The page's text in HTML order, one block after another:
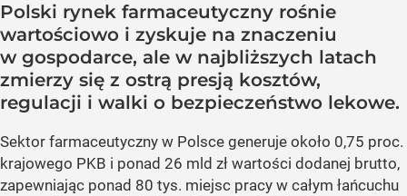
Polski rynek farmaceutyczny rośnie
wartościowo i zyskuje na znaczeniu
w gospodarce, ale w najbliższych latach
zmierzy się z ostrą presją kosztów,
regulacji i walki o bezpieczeństwo lekowe.
Sektor farmaceutyczny w Polsce generuje około 0,75 proc.
krajowego PKB i ponad 26 mld zł wartości dodanej brutto,
zapewniając ponad 80 tys. miejsc pracy w całym łańcuchu